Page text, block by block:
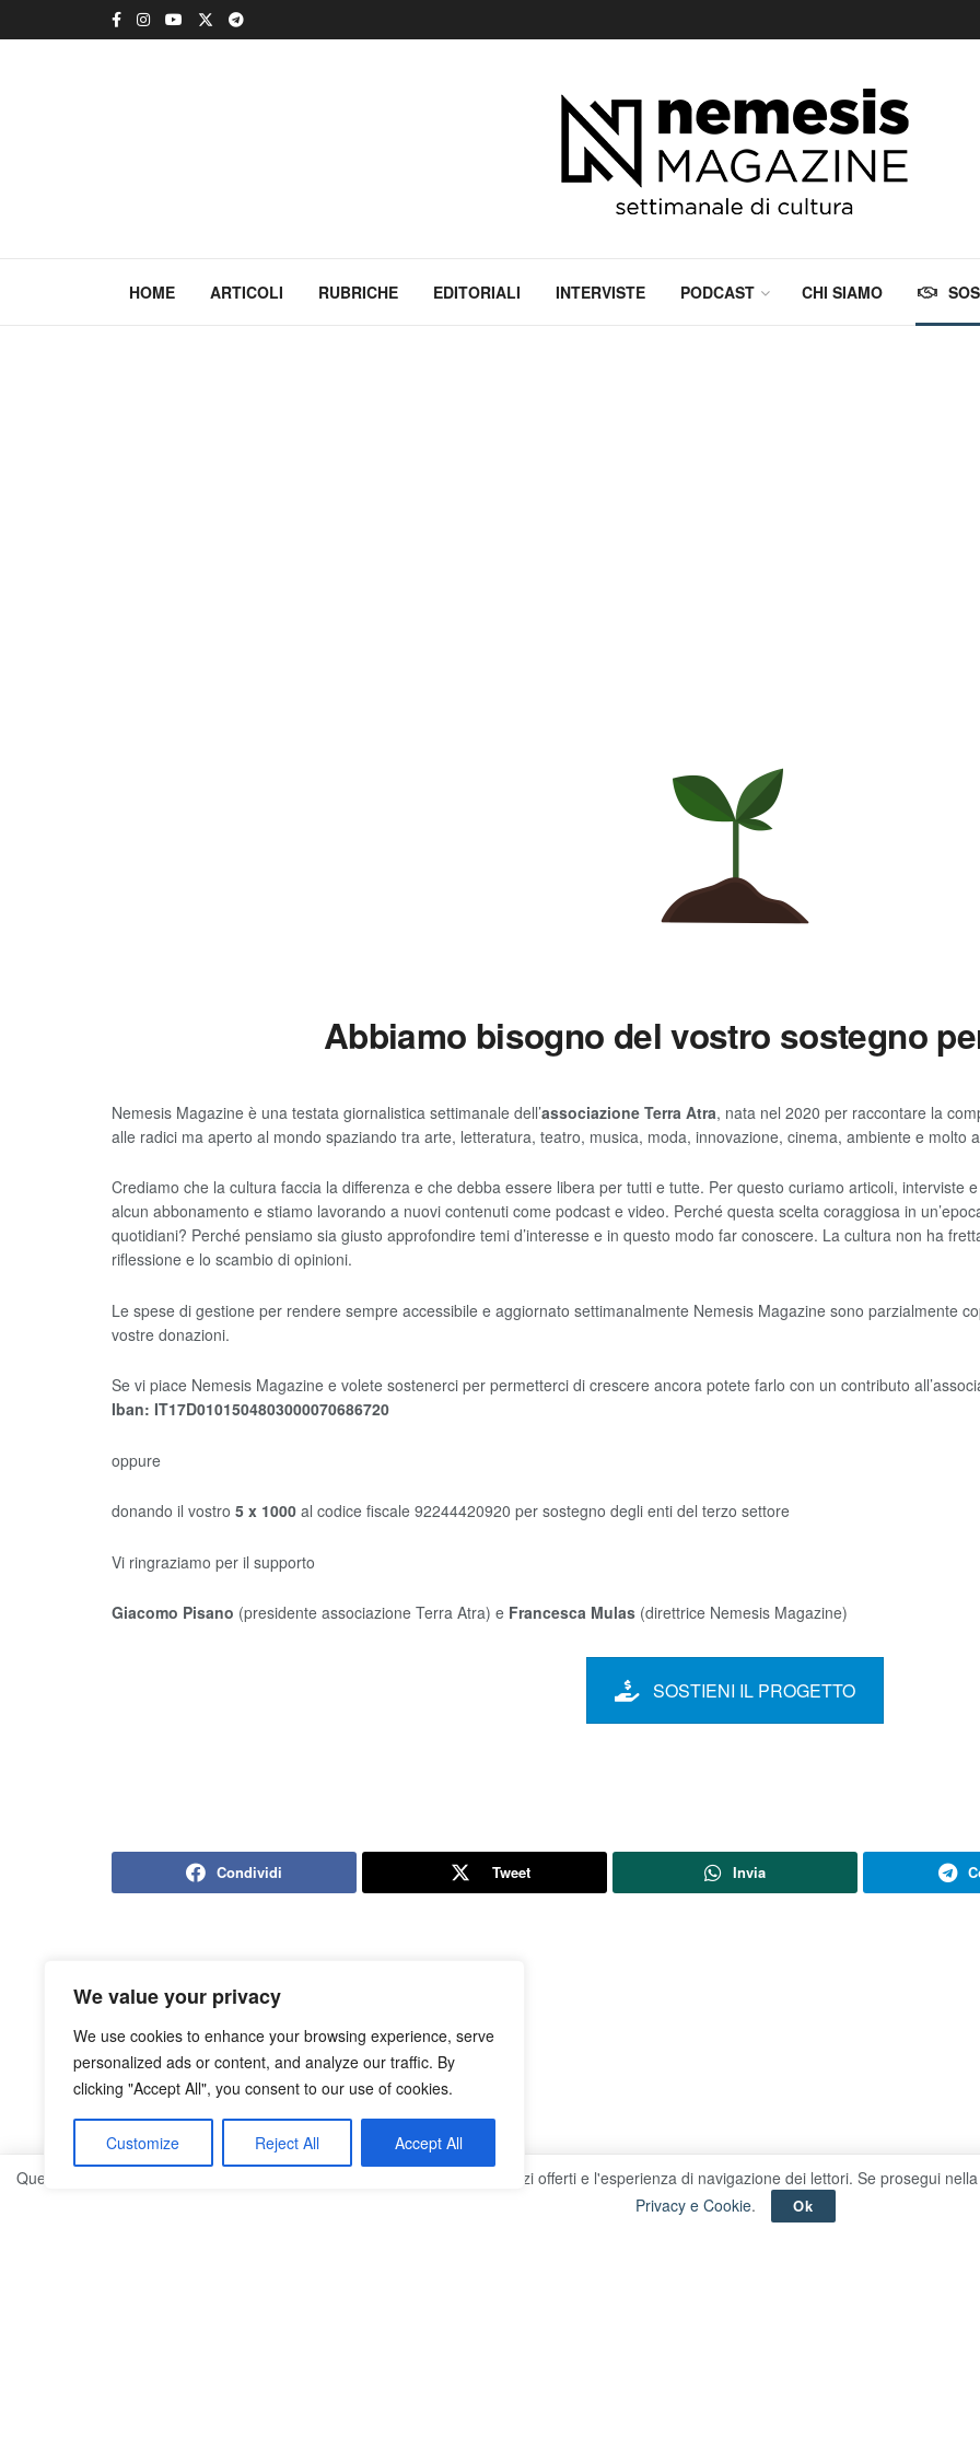
We value your privacy
We use cookies to enhance your browsing experience, serve
personalized ads or content, and analyze our traffic. By
clicking "Accept All", you consent to our use of cookies.
Customize Reject All Accept All
HOME ARTICOLI RUBRICHE EDITORIALI INTERVISTE PODCAST CHI SIAMO
Abbiamo bisogno del vostro sostegno
Nemesis Magazine è una testata giornalistica settimanale dell’associazione Terra Atra, nata nel 2020 per raccontare la
alle radici ma aperto al mondo spaziando tra arte, letteratura, teatro, musica, moda, innovazione, cinema, ambiente e molto
Crediamo che la cultura faccia la differenza e che debba essere libera per tutti e tutte. Per questo curiamo articoli, interviste
alcun abbonamento e stiamo lavorando a nuovi contenuti come podcast e video. Perché questa scelta coraggiosa in
quotidiani? Perché pensiamo sia giusto approfondire temi d’interesse e in questo modo far conoscere. La cultura non ha
riflessione e lo scambio di opinioni.
Le spese di gestione per rendere sempre accessibile e aggiornato settimanalmente Nemesis Magazine sono parzialmente
vostre donazioni.
Se vi piace Nemesis Magazine e volete sostenerci per permetterci di crescere ancora potete farlo con un contributo
Iban: IT17D0101504803000070686720
oppure
donando il vostro 5 x 1000 al codice fiscale 92244420920 per sostegno degli enti del terzo settore
Vi ringraziamo per il supporto
Giacomo Pisano (presidente associazione Terra Atra) e Francesca Mulas (direttrice Nemesis Magazine)
SOSTIENI IL PROGETTO
Condividi Tweet Invia
Questo sito utilizza cookie, anche di terze parti, al fine di migliorare i servizi offerti e l'esperienza di navigazione dei lettori. Se prosegui
Privacy e Cookie. Ok